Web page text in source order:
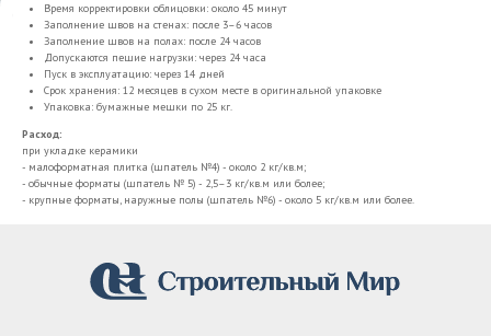
Время корректировки облицовки: около 45 минут
Заполнение швов на стенах: после 3–6 часов
Заполнение швов на полах: после 24 часов
Допускаются пешие нагрузки: через 24 часа
Пуск в эксплуатацию: через 14 дней
Срок хранения: 12 месяцев в сухом месте в оригинальной упаковке
Упаковка: бумажные мешки по 25 кг.
Расход:
при укладке керамики
- малоформатная плитка (шпатель №4) - около 2 кг/кв.м;
- обычные форматы (шпатель № 5) - 2,5–3 кг/кв.м или более;
- крупные форматы, наружные полы (шпатель №6) - около 5 кг/кв.м или более.